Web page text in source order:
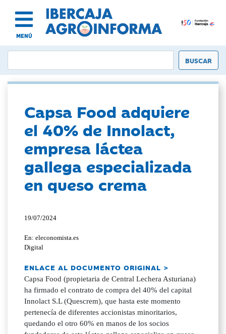
MENÚ
Capsa Food adquiere
el 40% de Innolact,
empresa láctea
gallega especializada
en queso crema
19/07/2024
En: eleconomista.es
Digital
ENLACE AL DOCUMENTO ORIGINAL >
Capsa Food (propietaria de Central Lechera Asturiana)
ha firmado el contrato de compra del 40% del capital
Innolact S.L (Quescrem), que hasta este momento
pertenecía de diferentes accionistas minoritarios,
quedando el otro 60% en manos de los socios